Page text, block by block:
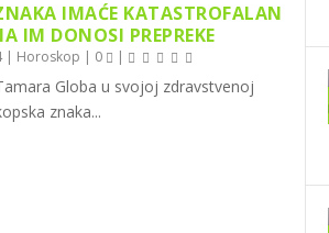
IMAĆE KATASTROFALAN
IM DONOSI PREPREKE
| Horoskop | 0 |
Globa u svojoj zdravstvenoj
znaka...